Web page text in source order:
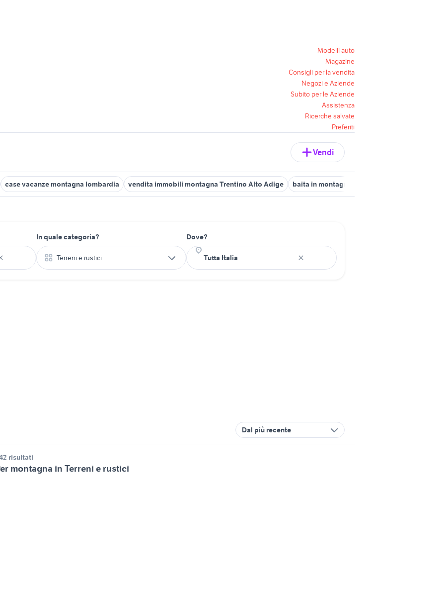
Modelli auto
Magazine
Consigli per la vendita
Negozi e Aziende
Subito per le Aziende
Assistenza
Ricerche salvate
Preferiti
Vendi
case vacanze montagna lombardia vendita immobili montagna Trentino Alto Adige baita in montagna
In quale categoria?
Terreni e rustici
Dove?
Dal più recente
risultati
montagna in Terreni e rustici